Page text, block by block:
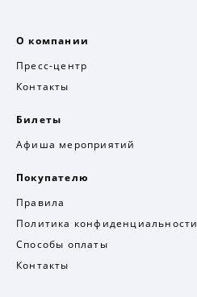
О компании
Пресс-центр
Контакты
Билеты
Афиша мероприятий
Покупателю
Правила
Политика конфиденциальности
Способы оплаты
Контакты